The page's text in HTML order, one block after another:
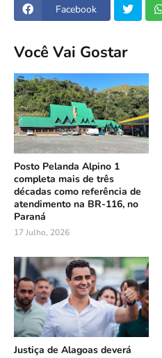
Facebook
Você Vai Gostar
Posto Pelanda Alpino 1
completa mais de três
décadas como referência de
atendimento na BR-116, no
Paraná
17 Julho, 2026
Justiça de Alagoas deverá